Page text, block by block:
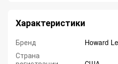
Характеристики
Бренд
Howard
Страна